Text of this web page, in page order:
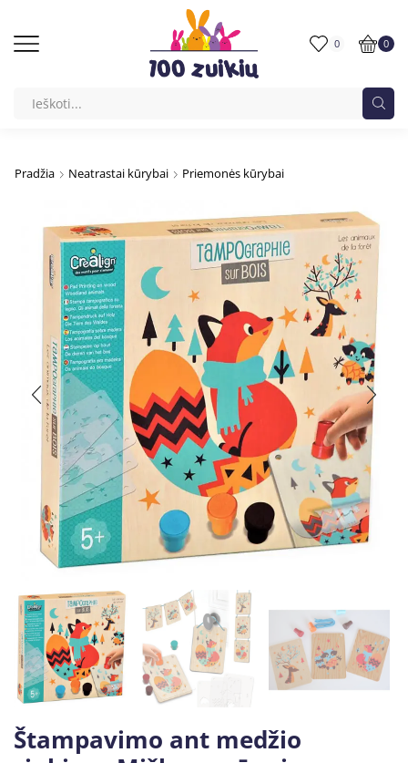
0 0
Pradžia Neatrastai kūrybai Priemonės kūrybai
Štampavimo ant medžio